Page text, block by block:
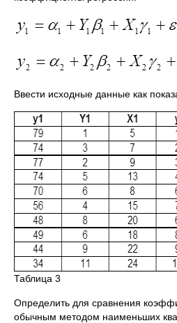
Ввести исходные данные как
Таблица 3
Определить для сравнения
обычным методом наименьших